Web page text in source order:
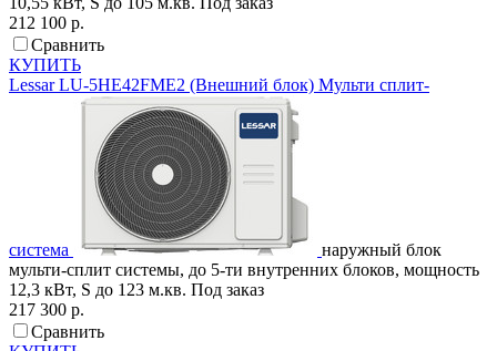
212 100 р.
Сравнить
КУПИТЬ
Lessar LU-5HE42FME2 (Внешний блок) Мульти сплит-
система
наружный блок
мульти-сплит системы, до 5-ти внутренних блоков, мощность
12,3 кВт, S до 123 м.кв. Под заказ
217 300 р.
Сравнить